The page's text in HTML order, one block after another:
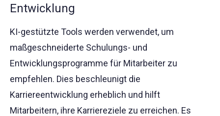
Entwicklung
KI-gestützte Tools werden verwendet, um
maßgeschneiderte Schulungs- und
Entwicklungsprogramme für Mitarbeiter zu
empfehlen. Dies beschleunigt die
Karriereentwicklung erheblich und hilft
Mitarbeitern, ihre Karriereziele zu erreichen. Es